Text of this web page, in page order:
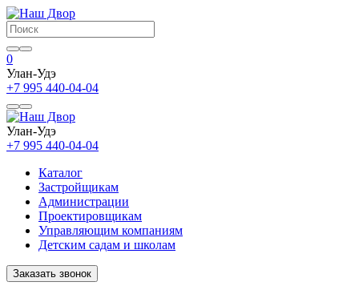
0
Улан-Удэ
+7 995 440-04-04
Улан-Удэ
+7 995 440-04-04
Каталог
Застройщикам
Администрации
Проектировщикам
Управляющим компаниям
Детским садам и школам
Заказать звонок